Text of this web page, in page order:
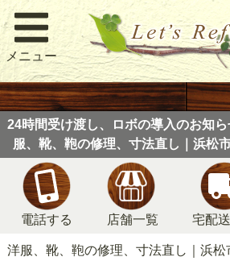
メニュー
24時間受け渡し、ロボの導入のお知
服、靴、鞄の修理、寸法直し｜浜松
電話する 店舗一覧 宅配
洋服、靴、鞄の修理、寸法直し｜浜